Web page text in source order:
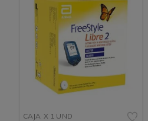
CAJA X 1 UND